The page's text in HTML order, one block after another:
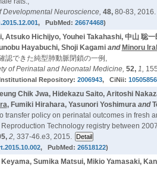
Developmental Neuroscience, 48, 80-83, 2016.
, PubMed: 26674468)
Atsuko Hichijyo, Youhei Takahashi, 中山 聡
Hayabuchi, Shoji Kagamiand Minoru
認できた純型肺動脈閉鎖の一例,
of Perinatal and Neonatal Medicine, 52, 1,
Repository: 2006943, CiNii:
Chik Jwa, Hidekazu Saito, Aritoshi
, Fumiki Hirahara, Yasunori Yoshimuraand
transfer policy on perinatal outcomes in fresh
Technology registry between
2, 337-46.e3, 2015.
, PubMed: 26518122)
Sumika Matsui, Mikio Yamasaki,